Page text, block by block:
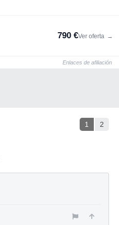
790 €Ver oferta →
Enlaces de afiliación
1 2